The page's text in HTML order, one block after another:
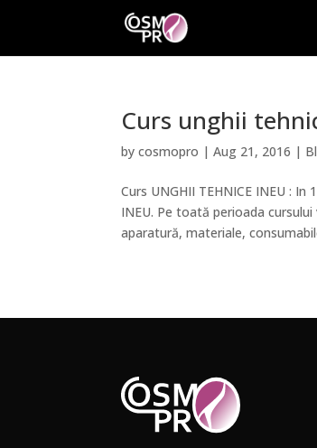
Curs unghii
bycosmopro |Aug 21, 2016 |
Curs UNGHII TEHNICE INEU :
INEU. Pe toată perioada
aparatură, materiale,